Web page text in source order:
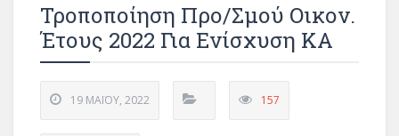
Τροποποίηση Προ/σμού Οικον.
Έτους 2022 Για Ενίσχυση ΚΑ
19 ΜΑΪ́ΟΥ, 2022 157